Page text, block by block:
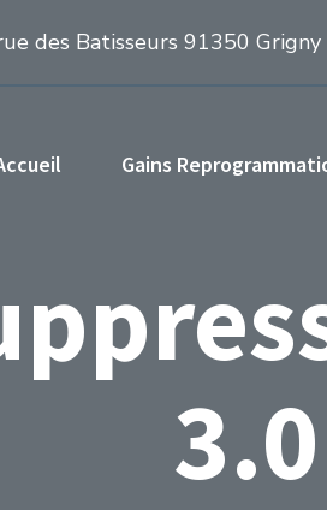
des Batisseurs 91350 Grigny
Gains